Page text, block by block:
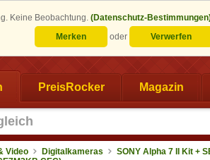
Keine Beobachtung. (Datenschutz-
Merken
oder Verwerfen
PreisRocker Magazin
Video Digitalkameras
SONY Alpha 7 II Kit +